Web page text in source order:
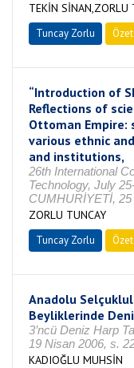
TEKİN SİNAN,ZORLU
Tuncay Zorlu
“Introduction of
Reflections of
Ottoman
various ethnic
and institutions,
26th International
Technology, July
CUMHURİYETİ,
ZORLU TUNCAY
Tuncay Zorlu
Anadolu
Beyliklerinde
3’ncü Deniz Harp
19 Nisan 2006, s.
KADIOĞLU MUHSİN